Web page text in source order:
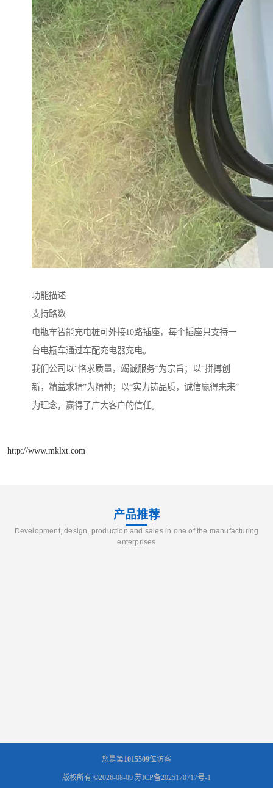
功能描述
支持路数
电瓶车智能充电桩可外接10路插座，每个插座只支持一
台电瓶车通过车配充电器充电。
我们公司以“恪求质量，竭诚服务”为宗旨；以“拼搏创
新，精益求精”为精神；以“实力铸品质，诚信赢得未来”
为理念，赢得了广大客户的信任。
http://www.mklxt.com
产品推荐
Development, design, production and sales in one of the manufacturing
enterprises
您是第1015509位访客
版权所有 ©2026-08-09 苏ICP备2025170717号-1